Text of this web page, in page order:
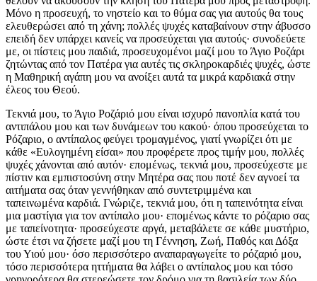
Μόνο η προσευχή, το νηστείο και το θύμα σας για αυτούς θα τους
ελευθερώσει από τη χάνη; πολλές ψυχές καταβαίνουν στην άβυσσο
επειδή δεν υπάρχει κανείς να προσεύχεται για αυτούς· συνοδεύετε
με, οι πίστεις μου παιδιά, προσευχομένοι μαζί μου το Άγιο Ροζάρι
ζητώντας από τον Πατέρα για αυτές τις σκληροκαρδιές ψυχές, ώστε
η Μαθηρική αγάπη μου να ανοίξει αυτά τα μικρά καρδιακά στην
έλεος του Θεού.
Τεκνιά μου, το Άγιο Ροζάριό μου είναι ισχυρό πανοπλία κατά του
αντιπάλου μου και των δυνάμεων του κακού· όπου προσεύχεται το
Ρόζαριο, ο αντίπαλος φεύγει τρομαγμένος, γιατί γνωρίζει ότι με
κάθε «Ευλογημένη είσαι» που προφέρετε προς τιμήν μου, πολλές
ψυχές χάνονται από αυτόν· επομένως, τεκνιά μου, προσεύχεστε με
πίστιν και εμπιστοσύνη στην Μητέρα σας που ποτέ δεν αγνοεί τα
αιτήματα σας όταν γεννήθηκαν από συντετριμμένα και
ταπεινωμένα καρδιά. Γνώριζε, τεκνιά μου, ότι η ταπεινότητα είναι
μια μαστίγια για τον αντίπαλο μου· επομένως κάντε το ρόζαριο σας
με ταπείνοτητα· προσεύχεστε αργά, μεταβάλετε σε κάθε μυστήριο,
ώστε έτσι να ζήσετε μαζί μου τη Γέννηση, Ζωή, Παθός και Δόξα
του Υιού μου· όσο περισσότερο αναπαραγωγείτε το ρόζαριό μου,
τόσο περισσότερα ηττήματα θα λάβει ο αντίπαλος μου και τόσο